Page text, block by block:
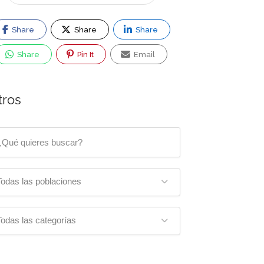
Share Share Share
Share Pin It Email
las poblaciones
las categorías